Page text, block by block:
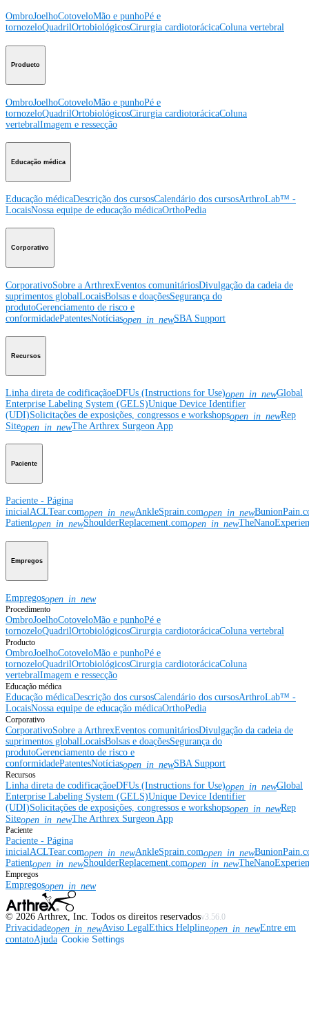
OmbroJoelhoCotoveloMão e punhoPé e
tornozeloQuadrilOrtobiológicosCirurgia cardiotorácicaColuna vertebral
Producto
OmbroJoelhoCotoveloMão e punhoPé e
tornozeloQuadrilOrtobiológicosCirurgia cardiotorácicaColuna
vertebralImagem e ressecção
Educação médica
Educação médicaDescrição dos cursosCalendário dos cursosArthroLab™ -
LocaisNossa equipe de educação médicaOrthoPedia
Corporativo
CorporativoSobre a ArthrexEventos comunitáriosDivulgação da cadeia de
suprimentos globalLocaisBolsas e doaçõesSegurança do
produtoGerenciamento de risco e
conformidadePatentesNotíciasopen_in_newSBA Support
Recursos
Linha direta de codificaçãoeDFUs (Instructions for Use)open_in_newGlobal
Enterprise Labeling System (GELS)Unique Device Identifier
(UDI)Solicitações de exposições, congressos e workshopsopen_in_newRep
Siteopen_in_newThe Arthrex Surgeon App
Paciente
Paciente - Página
inicialACLTear.comopen_in_newAnkleSprain.comopen_in_new
Patientopen_in_newShoulderReplacement.comopen_in_new
Empregos
Empregosopen_in_new
Procedimento
OmbroJoelhoCotoveloMão e punhoPé e
tornozeloQuadrilOrtobiológicosCirurgia cardiotorácicaColuna vertebral
Producto
OmbroJoelhoCotoveloMão e punhoPé e
tornozeloQuadrilOrtobiológicosCirurgia cardiotorácicaColuna
vertebralImagem e ressecção
Educação médica
Educação médicaDescrição dos cursosCalendário dos cursosArthroLab™ -
LocaisNossa equipe de educação médicaOrthoPedia
Corporativo
CorporativoSobre a ArthrexEventos comunitáriosDivulgação da cadeia de
suprimentos globalLocaisBolsas e doaçõesSegurança do
produtoGerenciamento de risco e
conformidadePatentesNotíciasopen_in_newSBA Support
Recursos
Linha direta de codificaçãoeDFUs (Instructions for Use)open_in_newGlobal
Enterprise Labeling System (GELS)Unique Device Identifier
(UDI)Solicitações de exposições, congressos e workshopsopen_in_newRep
Siteopen_in_newThe Arthrex Surgeon App
Paciente
Paciente - Página
inicial ACLTear.comopen_in_newAnkleSprain.comopen_in_new
Patientopen_in_newShoulderReplacement.comopen_in_new
Empregos
Empregosopen_in_new
© 2026 Arthrex, Inc. Todos os direitos reservadosv3.56.0
Privacidadeopen_in_newAviso LegalEthics Helplineopen_in_newEntre em
contatoAjuda Cookie Settings